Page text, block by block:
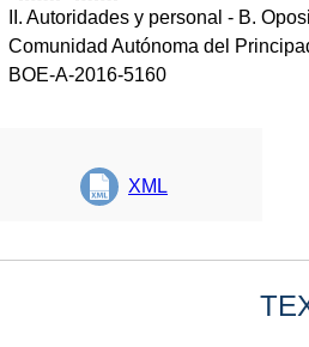
II. Autoridades y personal - B.
Comunidad Autónoma del
BOE-A-2016-5160
XML